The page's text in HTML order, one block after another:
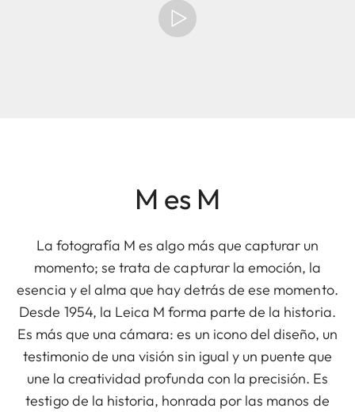
M es M
La fotografía M es algo más que capturar un
momento; se trata de capturar la emoción, la
esencia y el alma que hay detrás de ese momento.
Desde 1954, la Leica M forma parte de la historia.
Es más que una cámara: es un icono del diseño, un
testimonio de una visión sin igual y un puente que
une la creatividad profunda con la precisión. Es
testigo de la historia, honrada por las manos de